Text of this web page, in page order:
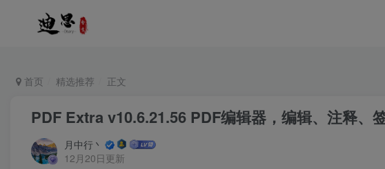
首页 精选推荐 正文
PDF Extra v10.6.21.56 PDF编辑器，编辑、注释、
月中行丶
12月20日更新